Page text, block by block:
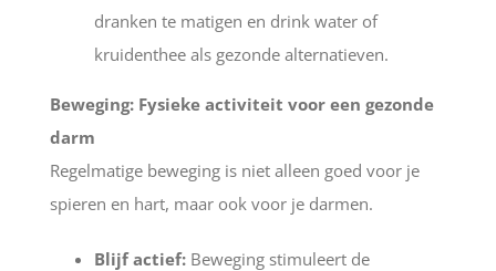
dranken te matigen en drink water of
kruidenthee als gezonde alternatieven.
Beweging: Fysieke activiteit voor een gezonde
darm
Regelmatige beweging is niet alleen goed voor je
spieren en hart, maar ook voor je darmen.
Blijf actief:Beweging stimuleert de